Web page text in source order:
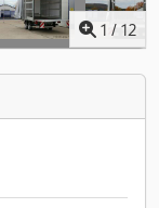
1 / 12